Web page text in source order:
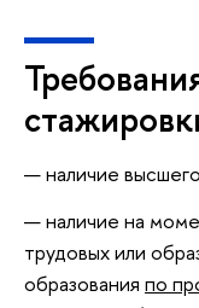
наличие
наличие на
трудовых или
образования по